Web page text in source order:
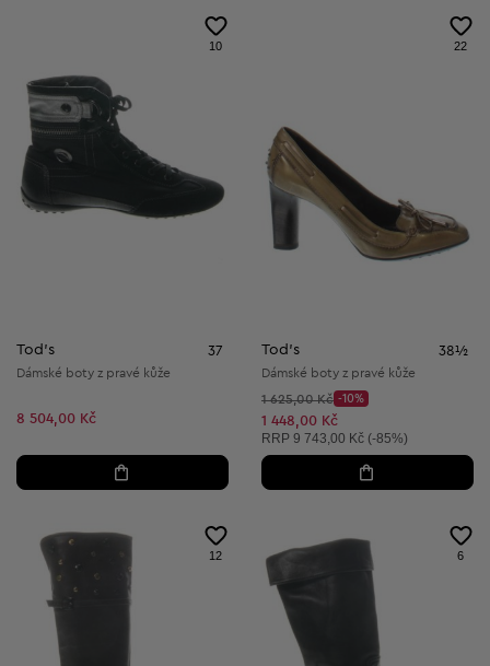
10
Tod's 37
Dámské boty z pravé kůže
8 504,00 Kč
22
Tod's 38½
Dámské boty z pravé kůže
Původní cena:
1 625,00 Kč
Discount Price:
-10%
Snížená cena:
1 448,00 Kč
Doporučená cena:
RRP 9 743,00 Kč (-85%)
12 6